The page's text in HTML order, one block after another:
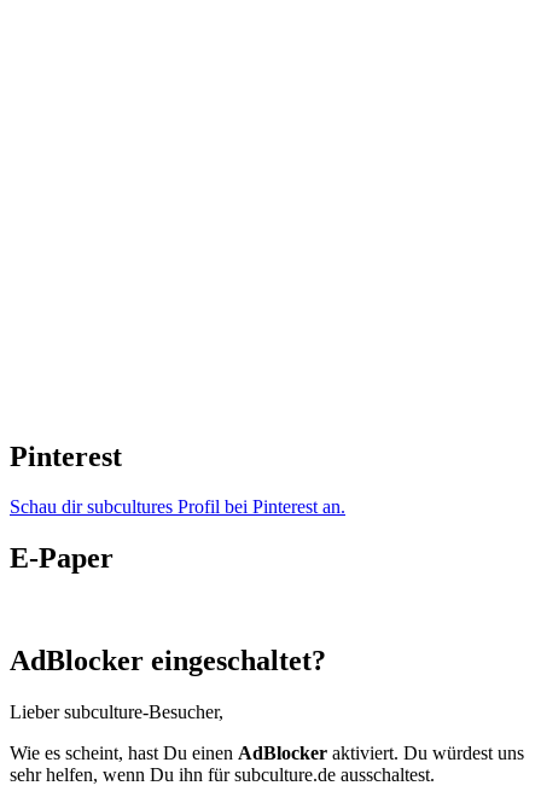
Pinterest
Schau dir subcultures Profil bei Pinterest an.
E-Paper
AdBlocker eingeschaltet?
Lieber subculture-Besucher,
Wie es scheint, hast Du einen AdBlocker aktiviert. Du würdest uns
sehr helfen, wenn Du ihn für subculture.de ausschaltest.